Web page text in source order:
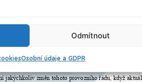
Odmítnout
Osobní údaje a GDPR